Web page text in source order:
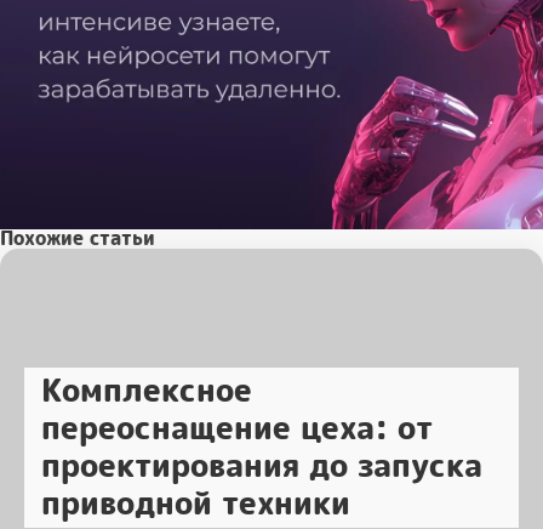
Похожие статьи
Комплексное
переоснащение цеха: от
проектирования до запуска
приводной техники